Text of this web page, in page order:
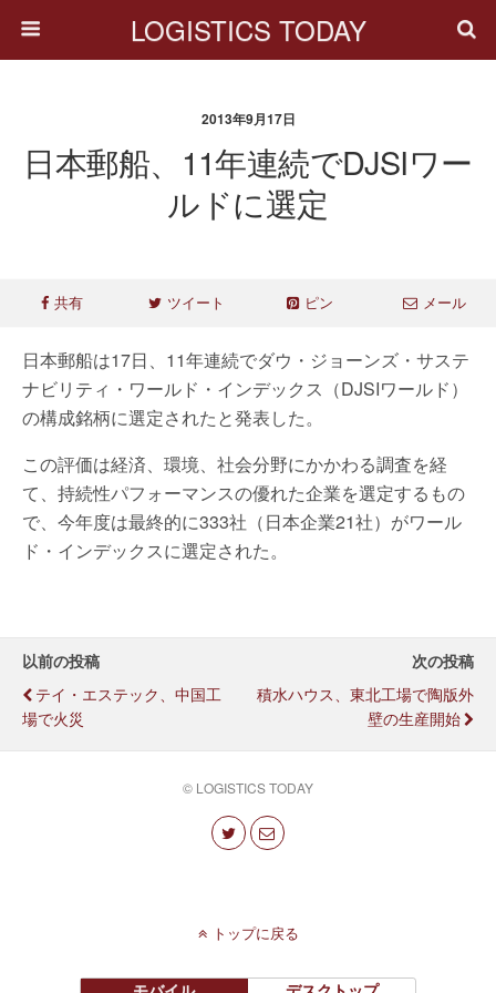
LOGISTICS TODAY
2013年9月17日
日本郵船、11年連続でDJSIワー
ルドに選定
共有 ツイート ピン メール
日本郵船は17日、11年連続でダウ・ジョーンズ・サステ
ナビリティ・ワールド・インデックス（DJSIワールド）
の構成銘柄に選定されたと発表した。
この評価は経済、環境、社会分野にかかわる調査を経
て、持続性パフォーマンスの優れた企業を選定するもの
で、今年度は最終的に333社（日本企業21社）がワール
ド・インデックスに選定された。
以前の投稿
テイ・エステック、中国工
場で火災
次の投稿
積水ハウス、東北工場で陶版外
壁の生産開始
© LOGISTICS TODAY
トップに戻る